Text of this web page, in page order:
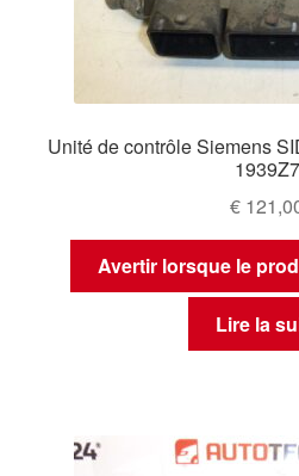
Unité de contrôle Siemens
1939Z7
€
Avertir lorsque le
Lire la